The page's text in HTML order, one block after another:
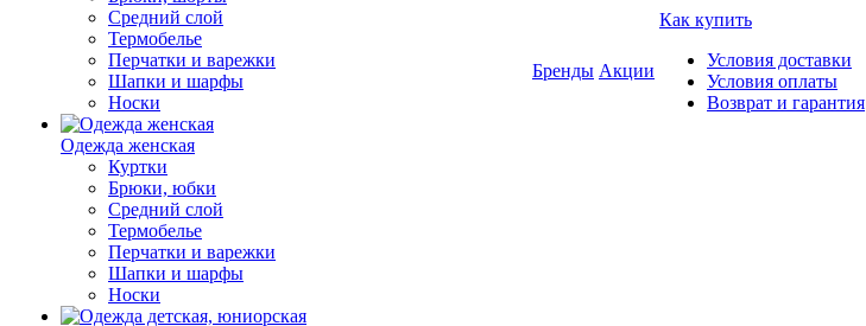
Средний слой
Термобелье
Перчатки и варежки
Шапки и шарфы
Носки
Одежда женская
Куртки
Брюки, юбки
Средний слой
Термобелье
Перчатки и варежки
Шапки и шарфы
Носки
Бренды Акции
Как купить
Условия доставки
Условия оплаты
Возврат и гарантия